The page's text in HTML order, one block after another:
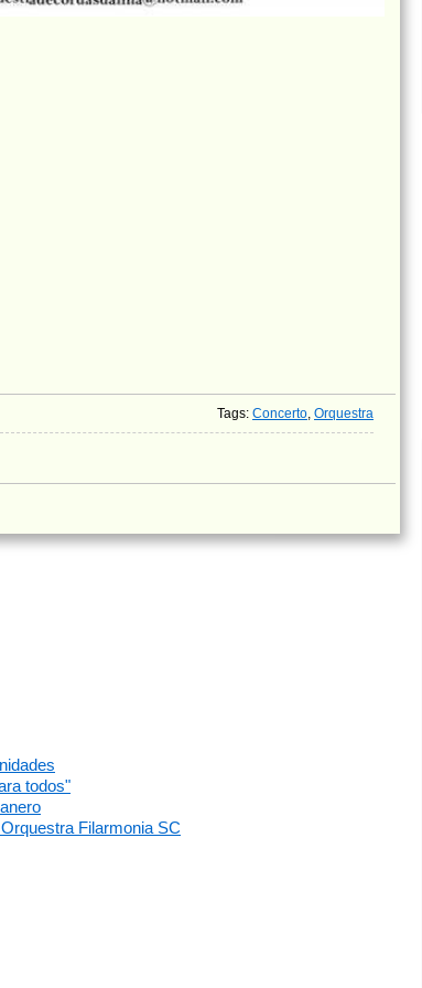
Tags: Concerto, Orquestra
todos"
Filarmonia SC